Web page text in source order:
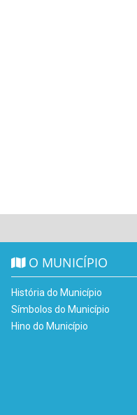
O MUNICÍPIO
História do Município
Símbolos do Município
Hino do Município